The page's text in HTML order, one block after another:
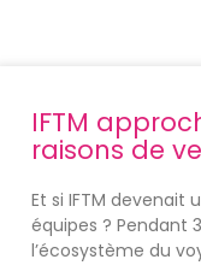
IFTM
raisons de
Et si IFTM devenait
équipes ? Pendant
l’écosystème du